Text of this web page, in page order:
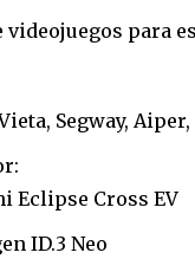
videojuegos para
Segway,
Eclipse Cross EV
ID.3 Neo